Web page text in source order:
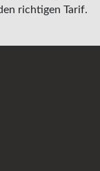
richtigen Tarif.